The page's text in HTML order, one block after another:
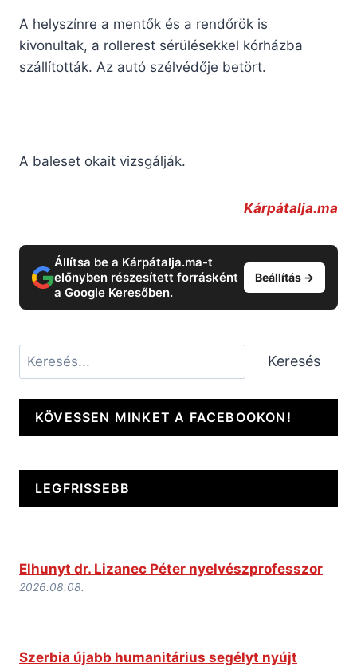
A helyszínre a mentők és a rendőrök is
kivonultak, a rollerest sérülésekkel kórházba
szállították. Az autó szélvédője betört.
A baleset okait vizsgálják.
Kárpátalja.ma
Állítsa be a Kárpátalja.ma-t
előnyben részesített forrásként
a Google Keresőben.
Beállítás →
Keresés Keresés
KÖVESSEN MINKET A FACEBOOKON!
LEGFRISSEBB
Elhunyt dr. Lizanec Péter nyelvészprofesszor
2026.08.08.
Szerbia újabb humanitárius segélyt nyújt